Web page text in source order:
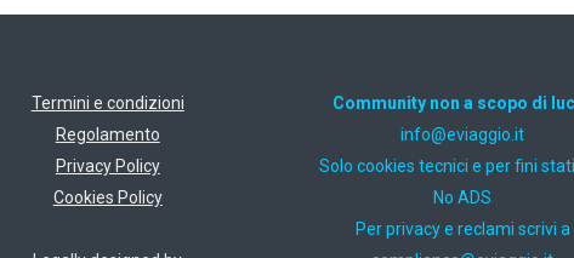
Termini e condizioni
Regolamento
Privacy Policy
Cookies Policy
Community non a scopo di
ti.oiggaive@ofni
Solo cookies tecnici e per fini
No ADS
Per privacy e reclami scrivi a